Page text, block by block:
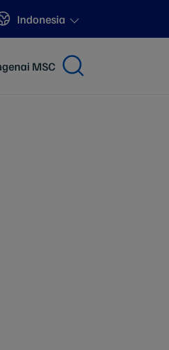
Sites
Indonesia
MSC